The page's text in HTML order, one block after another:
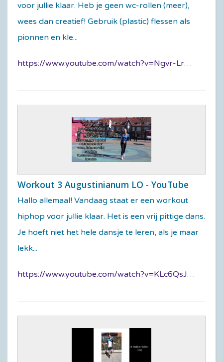
voor jullie klaar. Heb je geen wc-rollen (meer),
wees dan creatief! Gebruik (plastic) flessen als
pionnen en kle...
https://www.youtube.com/watch?v=Ngvr-LrAGlY
Workout 3 Augustinianum LO - YouTube
Hallo allemaal! Vandaag staat er een workout
hiphop voor jullie klaar. Het is een vrij pittige dans.
Je hoeft niet het hele dansje te leren, als je maar
lekk...
https://www.youtube.com/watch?v=KLc6QsJeIkM